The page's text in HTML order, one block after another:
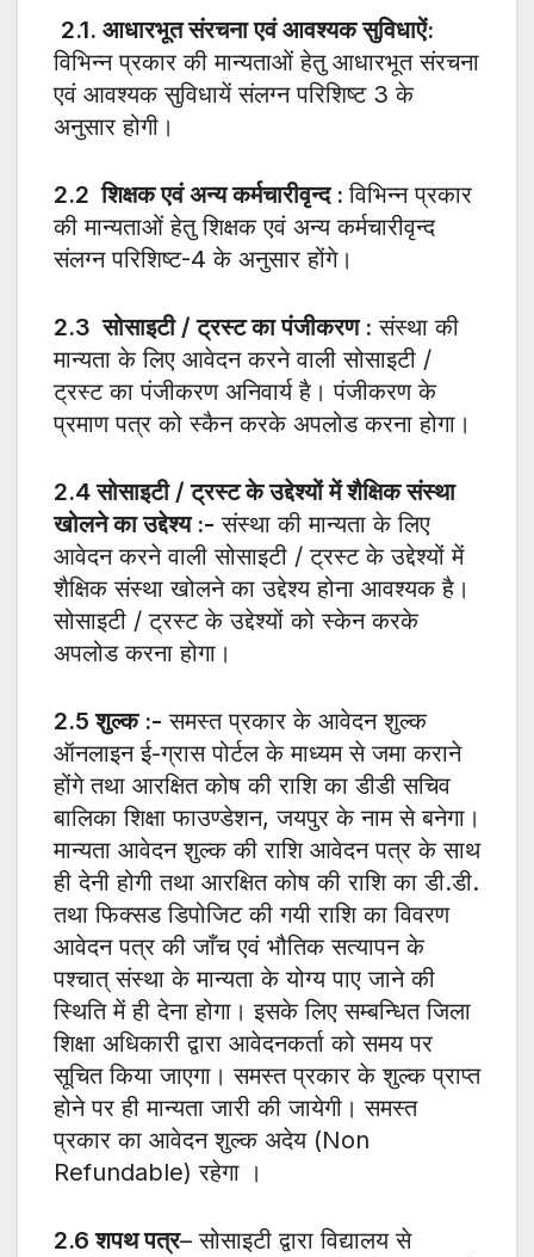
2.1. आधारभूत संरचना एवं आवश्यक सुविधाऐं:
विभिन्न प्रकार की मान्यताओं हेतु आधारभूत संरचना
एवं आवश्यक सुविधायें संलग्न परिशिष्ट 3 के
अनुसार होगी।
2.2शिक्षक एवं अन्य कर्मचारीवृन्द :विभिन्न प्रकार
की मान्यताओं हेतु शिक्षक एवं अन्य कर्मचारीवृन्द
संलग्न परिशिष्ट-4 के अनुसार होंगे।
2.3सोसाइटी / ट्रस्ट का पंजीकरण: संस्था की
मान्यता के लिए आवेदन करने वाली सोसाइटी /
ट्रस्ट का पंजीकरण अनिवार्य है। पंजीकरण के
प्रमाण पत्र को स्कैन करके अपलोड करना होगा।
2.4सोसाइटी / ट्रस्ट के उद्देश्यों में शैक्षिक संस्था
खोलने का उद्देश्य :- संस्था की मान्यता के लिए
आवेदन करने वाली सोसाइटी / ट्रस्ट के उद्देश्यों में
शैक्षिक संस्था खोलने का उद्देश्य होना आवश्यक है।
सोसाइटी / ट्रस्ट के उद्देश्यों को स्केन करके
अपलोड करना होगा।
2.5शुल्क :- समस्त प्रकार के आवेदन शुल्क
ऑनलाइन ई-ग्रास पोर्टल के माध्यम से जमा कराने
होंगे तथा आरक्षित कोष की राशि का डीडी सचिव
बालिका शिक्षा फाउण्डेशन, जयपुर के नाम से बनेगा।
मान्यता आवेदन शुल्क की राशि आवेदन पत्र के साथ
ही देनी होगी तथा आरक्षित कोष की राशि का डी.डी.
तथा फिक्सड डिपोजिट की गयी राशि का विवरण
आवेदन पत्र की जाँच एवं भौतिक सत्यापन के
पश्चात् संस्था के मान्यता के योग्य पाए जाने की
स्थिति में ही देना होगा। इसके लिए सम्बन्धित जिला
शिक्षा अधिकारी द्वारा आवेदनकर्ता को समय पर
सूचित किया जाएगा। समस्त प्रकार के शुल्क प्राप्त
होने पर ही मान्यता जारी की जायेगी। समस्त
प्रकार का आवेदन शुल्क अदेय (Non
Refundable) रहेगा ।
2.6शपथ पत्र– सोसाइटी द्वारा विद्यालय से